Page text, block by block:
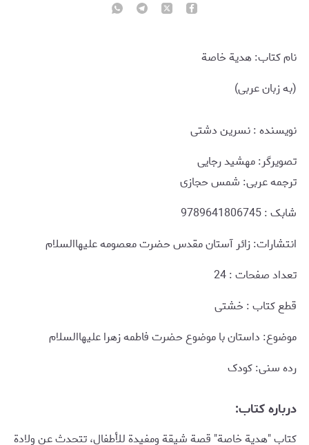
نام کتاب: هدیة خاصة
(به زبان عربی)
نويسنده : نسرین دشتی
تصویرگر: مهشید رجایی
ترجمه عربی: شمس حجازی
شابک : 9789641806745
انتشارات: زائر آستان مقدس حضرت معصومه علیهاالسلام
تعداد صفحات : 24
قطع کتاب : خشتی
موضوع: داستان با موضوع حضرت فاطمه زهرا علیهاالسلام
رده سنی: کودک
درباره کتاب:
كتاب "هدية خاصة" قصة شيقة ومفيدة للأطفال، تتحدث عن ولادة